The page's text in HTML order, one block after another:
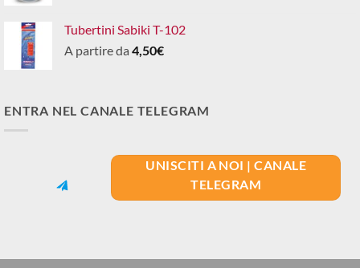
Tubertini Sabiki T-102
A partire da 4,50€
ENTRA NEL CANALE TELEGRAM
UNISCITI A NOI | CANALE
TELEGRAM